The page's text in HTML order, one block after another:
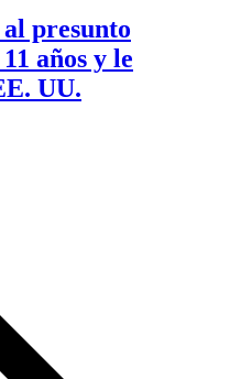
presunto
años y le
UU.